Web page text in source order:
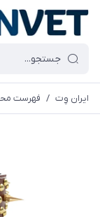
ایران وِت / فهرست